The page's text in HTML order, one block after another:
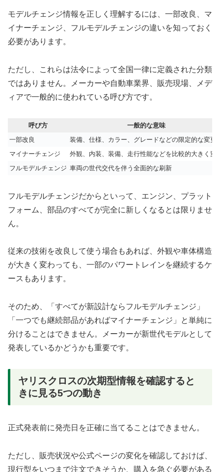
モデルチェンジ情報を正しく理解するには、一部改良、マ
イナーチェンジ、フルモデルチェンジの違いを知っておく
必要があります。
ただし、これらは法令によって全国一律に定義された分類
ではありません。メーカーや自動車業界、販売現場、メデ
ィアで一般的に使われている呼び方です。
呼び方
一般的な意味
一部改良
装備、仕様、カラー、グレードなどの限定的な変更
マイナーチェンジ
外観、内装、装備、走行性能などを比較的大きく変
フルモデルチェンジ 車両の世代交代を伴う全面的な刷新
フルモデルチェンジだからといって、エンジン、プラット
フォーム、部品のすべてが完全に新しくなるとは限りませ
ん。
従来の技術を改良して使う場合もあれば、外観や車体構造
が大きく変わっても、一部のパワートレインを継続するケ
ースもあります。
そのため、「すべてが新設計ならフルモデルチェンジ」
「一つでも継続部品があればマイナーチェンジ」と単純に
分けることはできません。メーカーが新世代モデルとして
発表しているかどうかも重要です。
ヤリスクロスの次期型情報を確認すると
きに見る5つの動き
正式発表前に発売日を正確に当てることはできません。
ただし、販売状況や公式ページの変化を確認しておけば、
現行型をいつまで注文できそうか、購入を急ぐ必要がある